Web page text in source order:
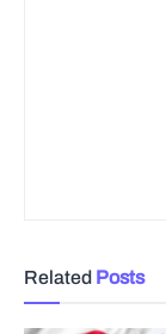
Related Posts